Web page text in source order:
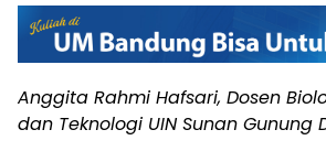
Anggita Rahmi Hafsari, Dosen
dan Teknologi UIN Sunan Gunung